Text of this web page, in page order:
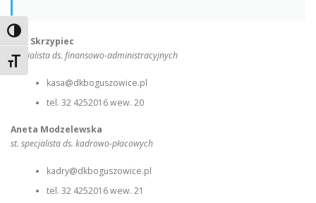
Toggle High Contrast
Toggle Font size
Ewa Skrzypiec
specjalista ds. finansowo-administracyjnych
kasa@dkboguszowice.pl
tel. 32 4252016 wew. 20
Aneta Modzelewska
st. specjalista ds. kadrowo-płacowych
kadry@dkboguszowice.pl
tel. 32 4252016 wew. 21